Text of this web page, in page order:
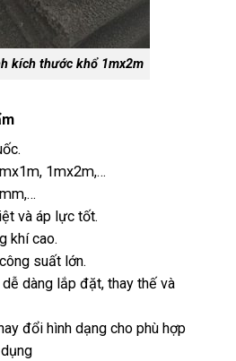
kích thước khổ 1mx2m
1mx2m,…
và áp lực tốt.
khí cao.
suất lớn.
dàng lắp đặt, thay thế và
đổi hình dạng cho phù hợp